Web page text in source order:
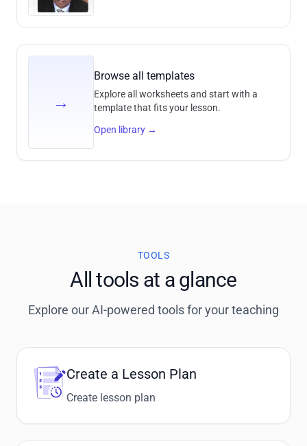
→
Browse all templates
Explore all worksheets and start with a
template that fits your lesson.
Open library →
TOOLS
All tools at a glance
Explore our AI-powered tools for your teaching
Create a Lesson Plan
Create lesson plan